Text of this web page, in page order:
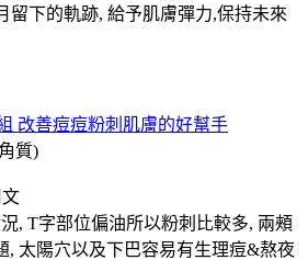
留下的軌跡, 給予肌膚彈力,保持未來
改善痘痘粉刺肌膚的好幫手
質)
, T字部位偏油所以粉刺比較多, 兩頰
, 太陽穴以及下巴容易有生理痘&熬夜